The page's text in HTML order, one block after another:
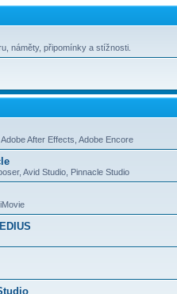
náměty, připomínky a stížnosti.
After Effects, Adobe Encore
Avid Studio, Pinnacle Studio